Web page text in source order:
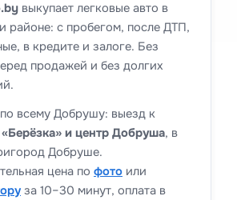
выкупает легковые авто в
и районе: с пробегом, после ДТП,
в кредите и залоге. Без
продажей и без долгих
всему Добрушу: выезд к
и центр Добруша, в
Добруше.
цена по фото или
за 10–30 минут, оплата в